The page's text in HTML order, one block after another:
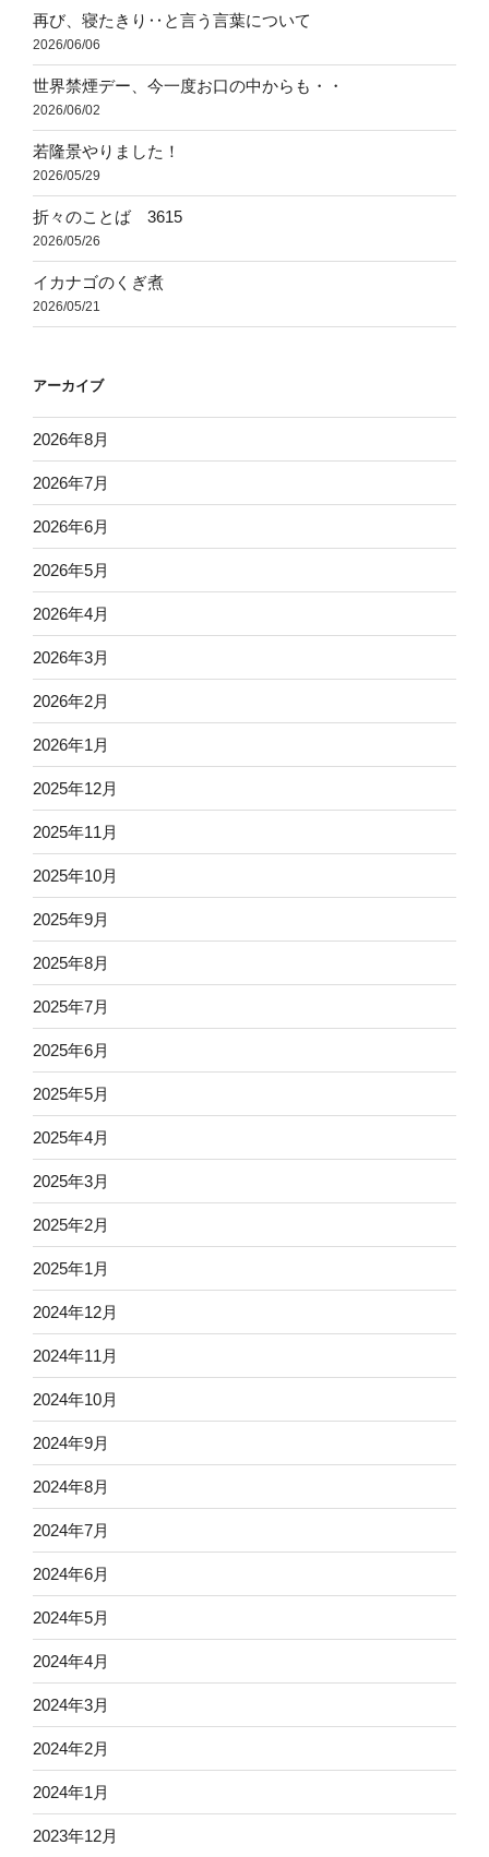
再び、寝たきり‥と言う言葉について
2026/06/06
世界禁煙デー、今一度お口の中からも・・
2026/06/02
若隆景やりました！
2026/05/29
折々のことば 3615
2026/05/26
イカナゴのくぎ煮
2026/05/21
アーカイブ
2026年8月
2026年7月
2026年6月
2026年5月
2026年4月
2026年3月
2026年2月
2026年1月
2025年12月
2025年11月
2025年10月
2025年9月
2025年8月
2025年7月
2025年6月
2025年5月
2025年4月
2025年3月
2025年2月
2025年1月
2024年12月
2024年11月
2024年10月
2024年9月
2024年8月
2024年7月
2024年6月
2024年5月
2024年4月
2024年3月
2024年2月
2024年1月
2023年12月